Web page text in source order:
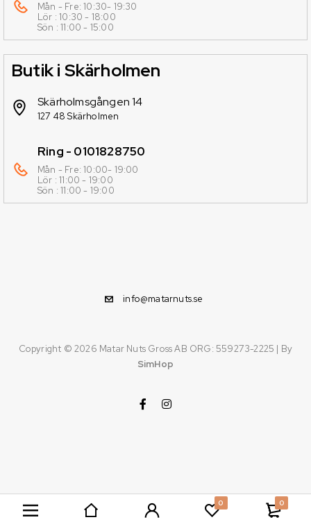
Mån - Fre: 10:30- 19:30
Lör : 10:30 - 18:00
Sön : 11:00 - 15:00
Butik i Skärholmen
Skärholmsgången 14
127 48 Skärholmen
Ring - 0101828750
Mån - Fre: 10:00- 19:00
Lör : 11:00 - 19:00
Sön : 11:00 - 19:00
info@matarnuts.se
Copyright © 2026 Matar Nuts Gross AB ORG: 559273-2225 | By
SimHop
0 0